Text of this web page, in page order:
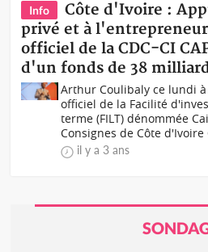
Info
Côte d'Ivoire :
privé et à
officiel de la CDC-CI
d'un fonds de 38
Arthur Coulibaly ce lundi
officiel de la Facilité
terme (FILT) dénommée
Consignes de Côte d'Ivoire
il y a 3 ans